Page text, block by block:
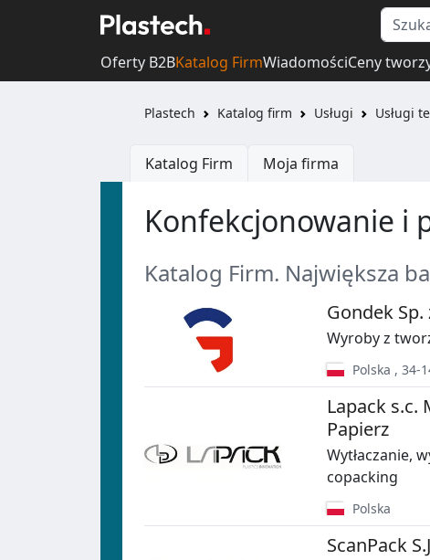
Oferty B2BKatalog FirmWiadomościCeny
Plastech Katalog firm Usługi Usługi
Katalog Firm Moja firma
Konfekcjonowanie i
Katalog Firm. Największa
Gondek Sp.
Wyroby z
Polska , 34-
Lapack s.c.
Papierz
Wytłaczanie,
copacking
Polska
ScanPack